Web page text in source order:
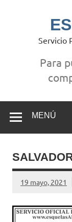
Servicio
Para
MENÚ
19 mayo, 2021